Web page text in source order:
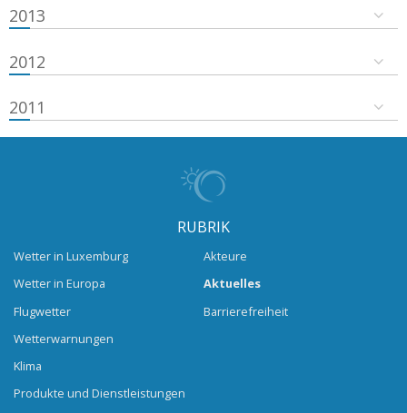
2013
2012
2011
RUBRIK
Wetter in Luxemburg
Wetter in Europa
Flugwetter
Wetterwarnungen
Klima
Produkte und Dienstleistungen
Akteure
Aktuelles
Barrierefreiheit